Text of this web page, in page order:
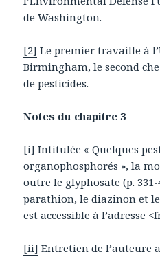
de Washington.
[2] Le premier travaille à
Birmingham, le second
de pesticides.
Notes du chapitre 3
[i] Intitulée « Quelques
organophosphorés », la
outre le glyphosate (p.
parathion, le diazinon et
est accessible à l’adresse
[ii] Entretien de l’auteure